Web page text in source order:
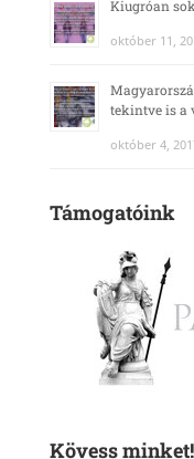
Kiugróan
október 11,
tekintve is a
október 4,
Támogatóink
Kövess minket!